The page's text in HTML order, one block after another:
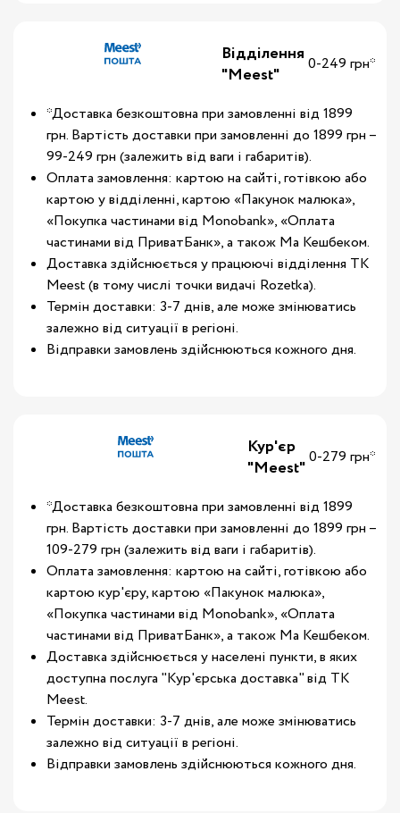
Відділення
"Meest"
0-249 грн*
*Доставка безкоштовна при замовленні від 1899
грн. Вартість доставки при замовленні до 1899 грн –
99-249 грн (залежить від ваги і габаритів).
Оплата замовлення: картою на сайті, готівкою або
картою у відділенні, картою «Пакунок малюка»,
«Покупка частинами від Monobank», «Оплата
частинами від ПриватБанк», а також Ма Кешбеком.
Доставка здійснюється у працюючі відділення ТК
Meest (в тому числі точки видачі Rozetka).
Термін доставки: 3-7 днів, але може змінюватись
залежно від ситуації в регіоні.
Відправки замовлень здійснюються кожного дня.
Кур'єр
"Meest"0-279 грн*
*Доставка безкоштовна при замовленні від 1899
грн. Вартість доставки при замовленні до 1899 грн –
109-279 грн (залежить від ваги і габаритів).
Оплата замовлення: картою на сайті, готівкою або
картою кур'єру, картою «Пакунок малюка»,
«Покупка частинами від Monobank», «Оплата
частинами від ПриватБанк», а також Ма Кешбеком.
Доставка здійснюється у населені пункти, в яких
доступна послуга "Кур'єрська доставка" від ТК
Meest.
Термін доставки: 3-7 днів, але може змінюватись
залежно від ситуації в регіоні.
Відправки замовлень здійснюються кожного дня.